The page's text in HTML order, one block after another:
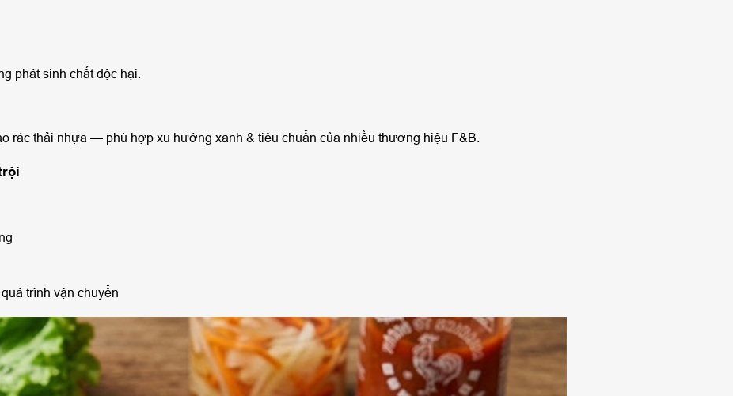
phát sinh chất độc hại.
rác thải nhựa — phù hợp xu hướng xanh & tiêu chuẩn của nhiều thương hiệu F&B.
trình vận chuyển